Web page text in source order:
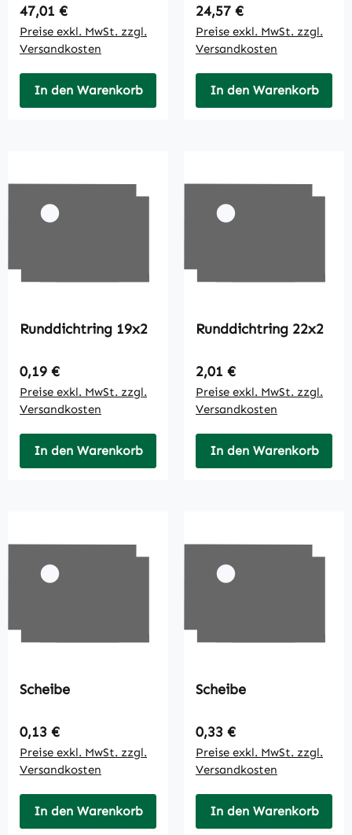
Regulärer Preis:
47,01 €
Preise exkl. MwSt. zzgl.
Versandkosten
In den Warenkorb
Regulärer Preis:
24,57 €
Preise exkl. MwSt. zzgl.
Versandkosten
In den Warenkorb
Runddichtring 19x2
Regulärer Preis:
0,19 €
Preise exkl. MwSt. zzgl.
Versandkosten
In den Warenkorb
Runddichtring 22x2
Regulärer Preis:
2,01 €
Preise exkl. MwSt. zzgl.
Versandkosten
In den Warenkorb
Scheibe
Regulärer Preis:
0,13 €
Preise exkl. MwSt. zzgl.
Versandkosten
In den Warenkorb
Scheibe
Regulärer Preis:
0,33 €
Preise exkl. MwSt. zzgl.
Versandkosten
In den Warenkorb